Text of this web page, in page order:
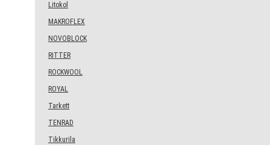
Litokol
MAKROFLEX
NOVOBLOCK
RITTER
ROCKWOOL
ROYAL
Tarkett
TENRAD
Tikkurila